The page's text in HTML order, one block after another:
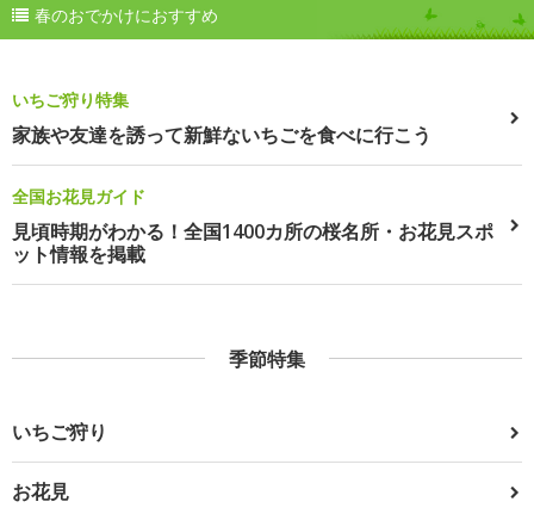
春のおでかけにおすすめ
いちご狩り特集
家族や友達を誘って新鮮ないちごを食べに行こう
全国お花見ガイド
見頃時期がわかる！全国1400カ所の桜名所・お花見スポ
ット情報を掲載
季節特集
いちご狩り
お花見